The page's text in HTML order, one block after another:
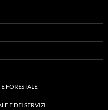
FORESTALE
E DEI SERVIZI